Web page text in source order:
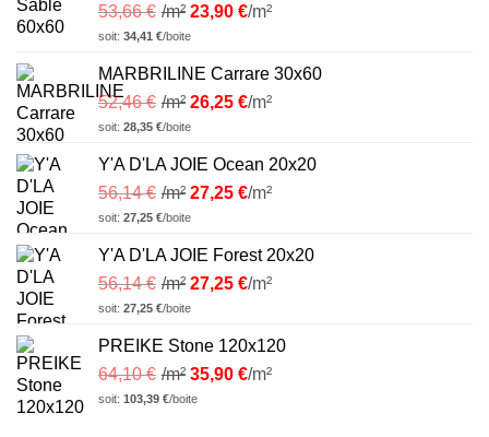
53,66€ /m² 23,90 €/m²
soit: 34,41 €/boite
MARBRILINE Carrare 30x60
52,46€ /m² 26,25 €/m²
soit: 28,35 €/boite
Y'A D'LA JOIE Ocean 20x20
56,14€ /m² 27,25 €/m²
soit: 27,25 €/boite
Y'A D'LA JOIE Forest 20x20
56,14€ /m² 27,25 €/m²
soit: 27,25 €/boite
PREIKE Stone 120x120
64,10€ /m² 35,90 €/m²
soit: 103,39 €/boite